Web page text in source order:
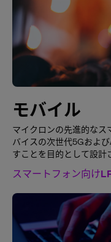
モバイル
マイクロンの先進的なス
バイスの次世代5Gおよ
すことを目的として設計
スマートフォン向け